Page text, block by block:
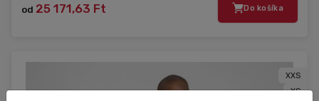
od 25 171,63 Ft Do košíka
XXS
XS